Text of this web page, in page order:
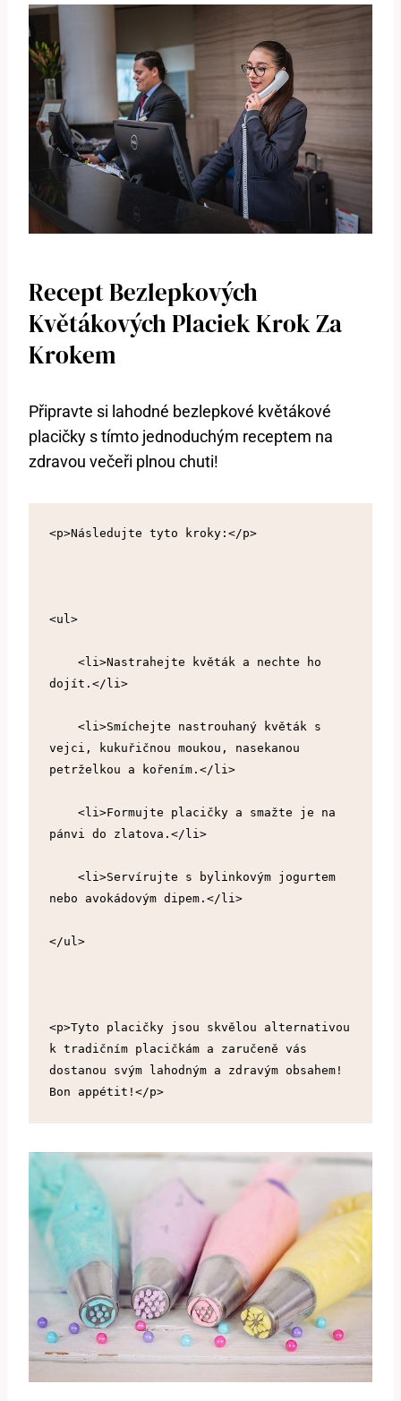
Recept Bezlepkových
Květákových Placiek Krok Za
Krokem
Připravte si lahodné bezlepkové květákové
placičky s tímto jednoduchým receptem na
zdravou večeři plnou chuti!
<p>Následujte tyto kroky:</p>
<ul>
dojít.</li>
vejci, kukuřičnou moukou, nasekanou
petrželkou a kořením.</li>
pánvi do zlatova.</li>
nebo avokádovým dipem.</li>
</ul>
<p>Tyto placičky jsou skvělou alternativou
k tradičním placičkám a zaručeně vás
dostanou svým lahodným a zdravým obsahem!
Bon appétit!</p>